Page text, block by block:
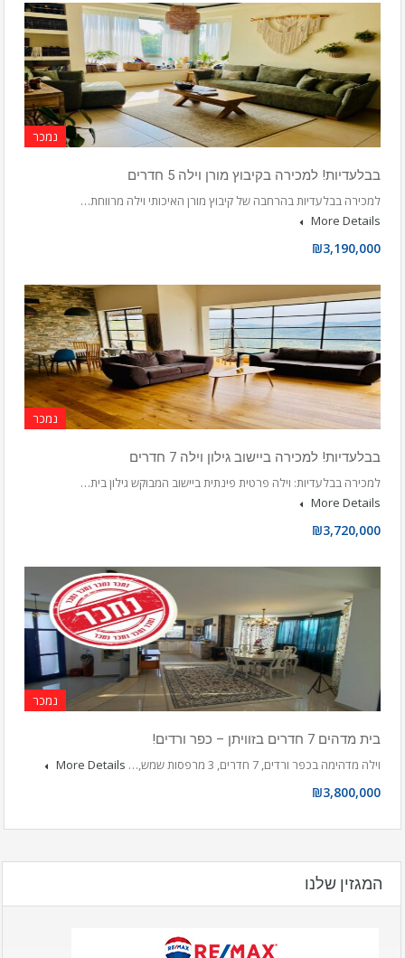
נמכר
בבלעדיות! למכירה בקיבוץ מורן וילה 5 חדרים
למכירה בבלעדיות בהרחבה של קיבוץ מורן האיכותי וילה מרווחת…
More Details
₪3,190,000
נמכר
בבלעדיות! למכירה ביישוב גילון וילה 7 חדרים
למכירה בבלעדיות: וילה פרטית פינתית ביישוב המבוקש גילון בית…
More Details
₪3,720,000
נמכר
בית מדהים 7 חדרים בזוויתן – כפר ורדים!
וילה מדהימה בכפר ורדים, 7 חדרים, 3 מרפסות שמש,…
More Details
₪3,800,000
המגזין שלנו